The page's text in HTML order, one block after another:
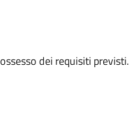
dei requisiti previsti.